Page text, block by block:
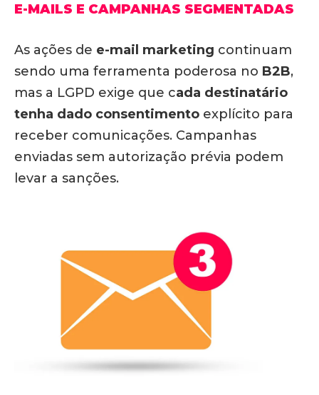
E-MAILS E CAMPANHAS SEGMENTADAS
As ações de e-mail marketing continuam
sendo uma ferramenta poderosa no B2B,
mas a LGPD exige que cada destinatário
tenha dado consentimento explícito para
receber comunicações. Campanhas
enviadas sem autorização prévia podem
levar a sanções.